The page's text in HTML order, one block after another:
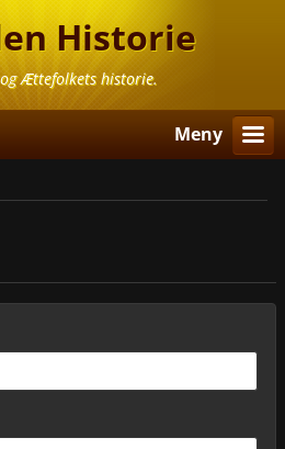
Historie
Ættefolkets historie.
Meny